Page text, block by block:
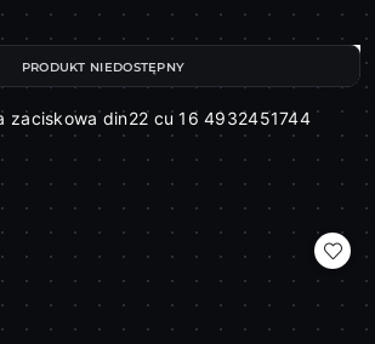
zaciskowa din22 cu 16 4932451744
PRODUKT NIEDOSTĘPNY